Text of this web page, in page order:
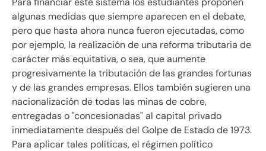
algunas medidas que siempre aparecen en el debate,
pero que hasta ahora nunca fueron ejecutadas, como
por ejemplo, la realización de una reforma tributaria de
carácter más equitativa, o sea, que aumente
progresivamente la tributación de las grandes fortunas
y de las grandes empresas. Ellos también sugieren una
nacionalización de todas las minas de cobre,
entregadas o "concesionadas" al capital privado
inmediatamente después del Golpe de Estado de 1973.
Para aplicar tales políticas, el régimen político